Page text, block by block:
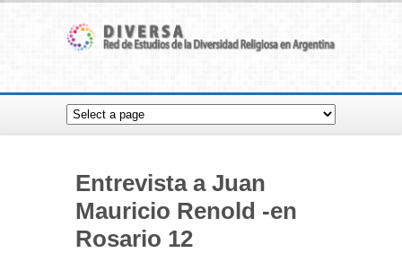
Entrevista a Juan
Mauricio Renold -en
Rosario 12